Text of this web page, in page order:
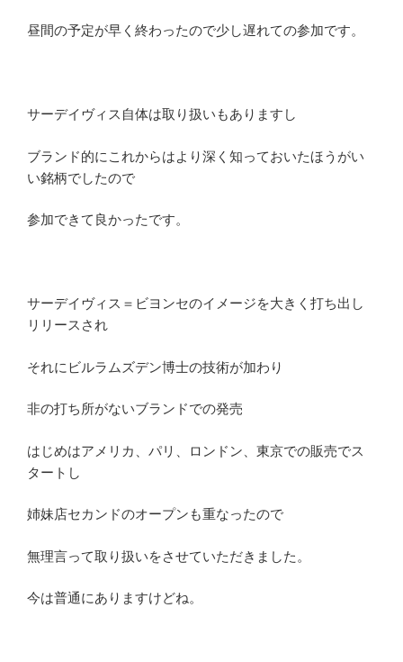
昼間の予定が早く終わったので少し遅れての参加です。
サーデイヴィス自体は取り扱いもありますし
ブランド的にこれからはより深く知っておいたほうがい
い銘柄でしたので
参加できて良かったです。
サーデイヴィス＝ビヨンセのイメージを大きく打ち出し
リリースされ
それにビルラムズデン博士の技術が加わり
非の打ち所がないブランドでの発売
はじめはアメリカ、パリ、ロンドン、東京での販売でス
タートし
姉妹店セカンドのオープンも重なったので
無理言って取り扱いをさせていただきました。
今は普通にありますけどね。